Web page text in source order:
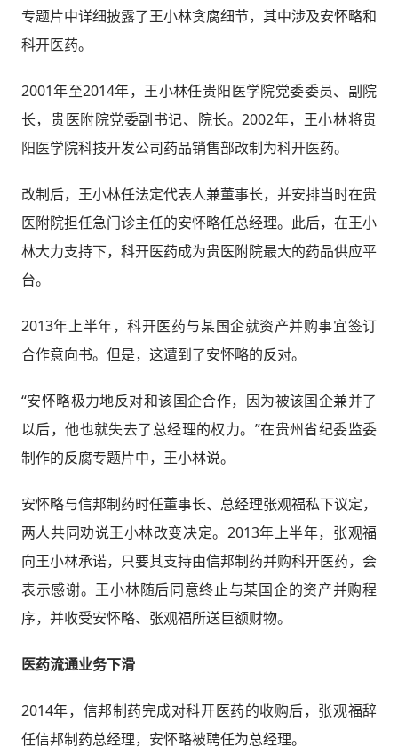
专题片中详细披露了王小林贪腐细节，其中涉及安怀略和
科开医药。
2001年至2014年，王小林任贵阳医学院党委委员、副院
长，贵医附院党委副书记、院长。2002年，王小林将贵
阳医学院科技开发公司药品销售部改制为科开医药。
改制后，王小林任法定代表人兼董事长，并安排当时在贵
医附院担任急门诊主任的安怀略任总经理。此后，在王小
林大力支持下，科开医药成为贵医附院最大的药品供应平
台。
2013年上半年，科开医药与某国企就资产并购事宜签订
合作意向书。但是，这遭到了安怀略的反对。
“安怀略极力地反对和该国企合作，因为被该国企兼并了
以后，他也就失去了总经理的权力。”在贵州省纪委监委
制作的反腐专题片中，王小林说。
安怀略与信邦制药时任董事长、总经理张观福私下议定，
两人共同劝说王小林改变决定。2013年上半年，张观福
向王小林承诺，只要其支持由信邦制药并购科开医药，会
表示感谢。王小林随后同意终止与某国企的资产并购程
序，并收受安怀略、张观福所送巨额财物。
医药流通业务下滑
2014年，信邦制药完成对科开医药的收购后，张观福辞
任信邦制药总经理，安怀略被聘任为总经理。